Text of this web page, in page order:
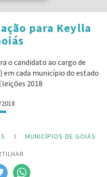
para Keylla
o candidato ao cargo de
em cada município do estado
2018
MUNICÍPIOS DE GOIÁS